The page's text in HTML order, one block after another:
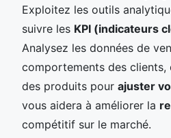
Exploitez les outils
suivre les KPI (indicateurs
Analysez les données de
comportements des clients,
des produits pour ajuster
vous aidera à améliorer la
compétitif sur le marché.